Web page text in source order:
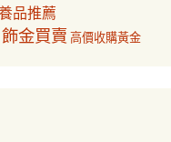
品推薦
飾金買賣 高價收購黃金